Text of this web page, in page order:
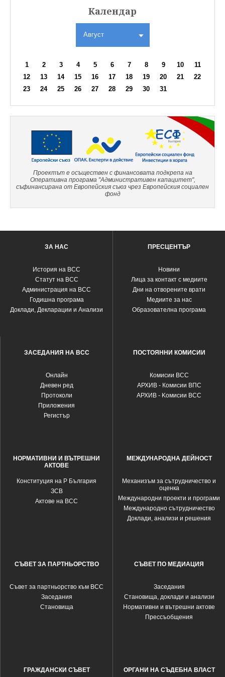
Календар
Август
1 2 3 4 5 6 7 8 9 10
11
12
13 14 15 16 17 18 19 20 21
22
23
24 25 26 27 28 29 30 31
Проектът е осъществен с финансовата подкрепа на
Оперативна програма "Административен капацитет",
съфинансирана от Европейския съюз чрез Европейския социален
фонд
ЗА НАС
История на ВСС
Статут на ВСС
Администрация на ВСС
Годишна програма
Доклади, Декларации и Анализи
ПРЕСЦЕНТЪР
Новини
Лица за контакт с медиите
Дни на отворените врати
Медиите за нас
Образователна програма
ЗАСЕДАНИЯ НА ВСС
Oнлайн
Дневен ред
Протоколи
Приложения
Регистър
ПОСТОЯННИ КОМИСИИ
Комисии ВСС
АРХИВ - Комисии ВПС
АРХИВ - Kомисии ВСС
НОРМАТИВНИ И ВЪТРЕШНИ
АКТОВЕ
Конституция на Р България
ЗСВ
Актове на ВСС
МЕЖДУНАРОДНА ДЕЙНОСТ
Механизъм за сътрудничество и
оценка
Международни проекти и програми
Международно сътрудничество
Доклади, анализи и решения
СЪВЕТ ЗА ПАРТНЬОРСТВО
Съвет за партньорство към ВСС
Заседания
Становища
СЪВЕТ ПО МЕДИАЦИЯ
Заседания
Становища, доклади и анализи
Нормативни и вътрешни актове
Прессъобщения
ГРАЖДАНСКИ СЪВЕТ ОРГАНИ НА СЪДЕБНА ВЛАСТ